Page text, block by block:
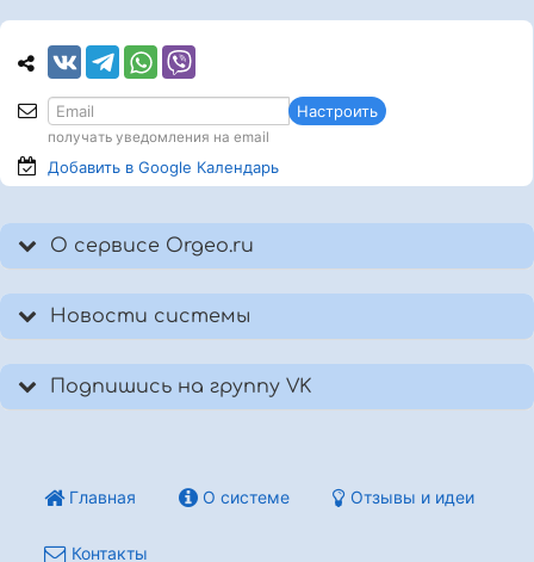
Настроить
получать уведомления на email
Добавить в Google Календарь
О сервисе Orgeo.ru
Новости системы
Подпишись на группу VK
Главная О системе Отзывы и идеи
Контакты